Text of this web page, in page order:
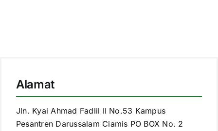
Alamat
Jln. Kyai Ahmad Fadlil II No.53 Kampus
Pesantren Darussalam Ciamis PO BOX No. 2